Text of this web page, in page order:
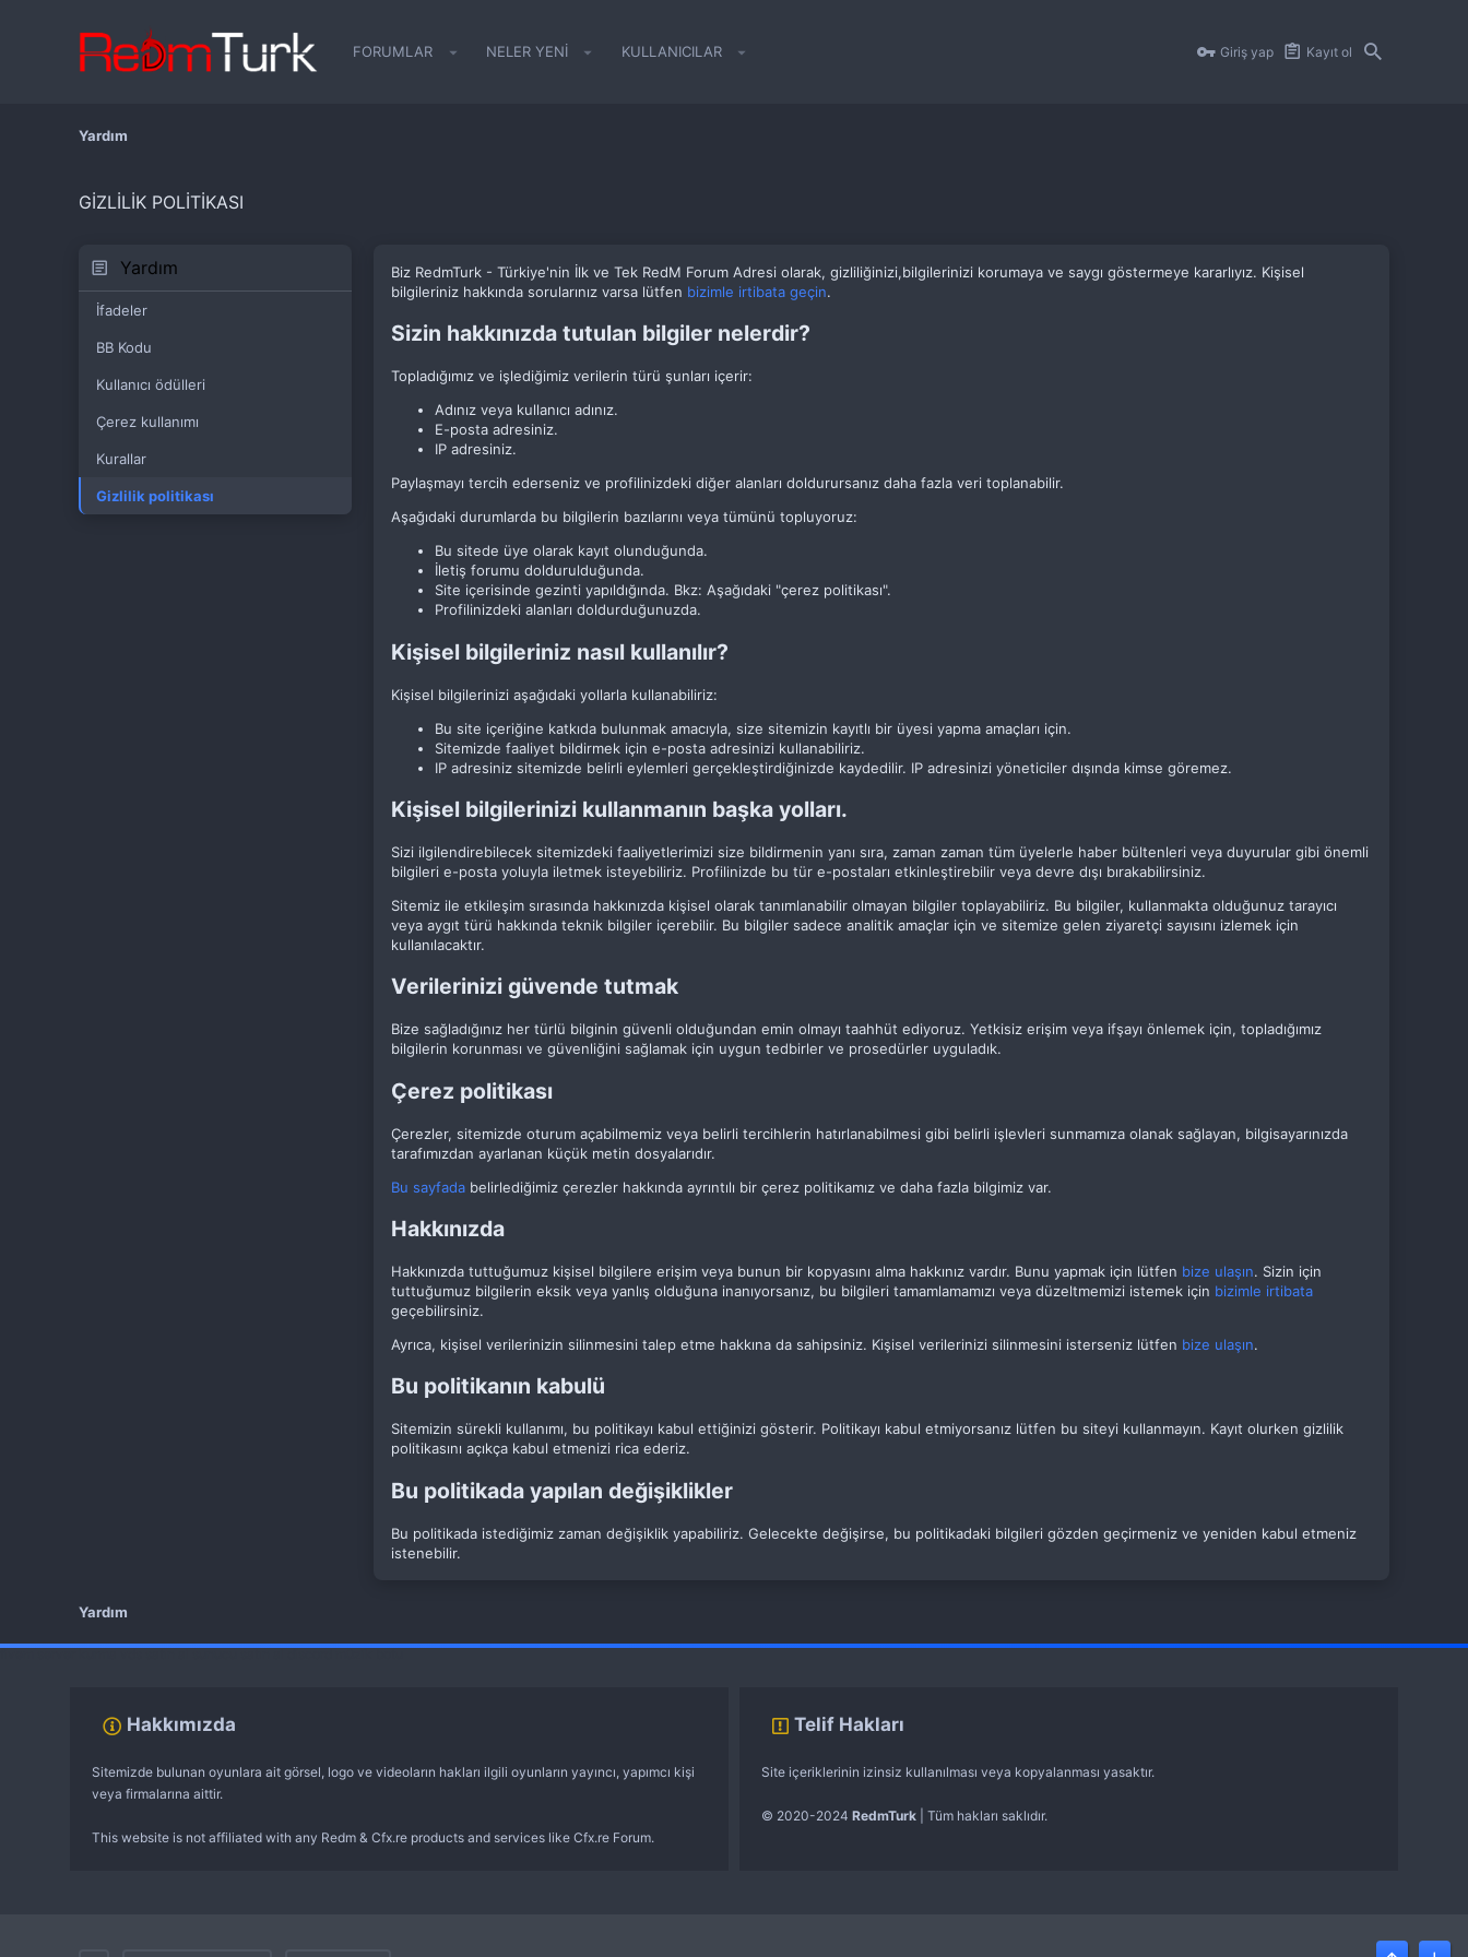
FORUMLAR NELER YENI KULLANICILAR Giriş yap Kayıt ol
Yardım
GIZLILIK POLITIKASI
Yardım
İfadeler
BB Kodu
Kullanıcı ödülleri
Çerez kullanımı
Kurallar
Gizlilik politikası
Biz RedmTurk - Türkiye'nin İlk ve Tek RedM Forum Adresi olarak, gizliliğinizi,bilgilerinizi korumaya ve saygı göstermeye kararlıyız. Kişisel
bilgileriniz hakkında sorularınız varsa lütfen bizimle irtibata geçin.
Sizin hakkınızda tutulan bilgiler nelerdir?
Topladığımız ve işlediğimiz verilerin türü şunları içerir:
Adınız veya kullanıcı adınız.
E-posta adresiniz.
IP adresiniz.
Paylaşmayı tercih ederseniz ve profilinizdeki diğer alanları doldurursanız daha fazla veri toplanabilir.
Aşağıdaki durumlarda bu bilgilerin bazılarını veya tümünü topluyoruz:
Bu sitede üye olarak kayıt olunduğunda.
İletiş forumu doldurulduğunda.
Site içerisinde gezinti yapıldığında. Bkz: Aşağıdaki "çerez politikası".
Profilinizdeki alanları doldurduğunuzda.
Kişisel bilgileriniz nasıl kullanılır?
Kişisel bilgilerinizi aşağıdaki yollarla kullanabiliriz:
Bu site içeriğine katkıda bulunmak amacıyla, size sitemizin kayıtlı bir üyesi yapma amaçları için.
Sitemizde faaliyet bildirmek için e-posta adresinizi kullanabiliriz.
IP adresiniz sitemizde belirli eylemleri gerçekleştirdiğinizde kaydedilir. IP adresinizi yöneticiler dışında kimse göremez.
Kişisel bilgilerinizi kullanmanın başka yolları.
Sizi ilgilendirebilecek sitemizdeki faaliyetlerimizi size bildirmenin yanı sıra, zaman zaman tüm üyelerle haber bültenleri veya duyurular gibi önemli
bilgileri e-posta yoluyla iletmek isteyebiliriz. Profilinizde bu tür e-postaları etkinleştirebilir veya devre dışı bırakabilirsiniz.
Sitemiz ile etkileşim sırasında hakkınızda kişisel olarak tanımlanabilir olmayan bilgiler toplayabiliriz. Bu bilgiler, kullanmakta olduğunuz tarayıcı
veya aygıt türü hakkında teknik bilgiler içerebilir. Bu bilgiler sadece analitik amaçlar için ve sitemize gelen ziyaretçi sayısını izlemek için
kullanılacaktır.
Verilerinizi güvende tutmak
Bize sağladığınız her türlü bilginin güvenli olduğundan emin olmayı taahhüt ediyoruz. Yetkisiz erişim veya ifşayı önlemek için, topladığımız
bilgilerin korunması ve güvenliğini sağlamak için uygun tedbirler ve prosedürler uyguladık.
Çerez politikası
Çerezler, sitemizde oturum açabilmemiz veya belirli tercihlerin hatırlanabilmesi gibi belirli işlevleri sunmamıza olanak sağlayan, bilgisayarınızda
tarafımızdan ayarlanan küçük metin dosyalarıdır.
Bu sayfada belirlediğimiz çerezler hakkında ayrıntılı bir çerez politikamız ve daha fazla bilgimiz var.
Hakkınızda
Hakkınızda tuttuğumuz kişisel bilgilere erişim veya bunun bir kopyasını alma hakkınız vardır. Bunu yapmak için lütfen bize ulaşın. Sizin için
tuttuğumuz bilgilerin eksik veya yanlış olduğuna inanıyorsanız, bu bilgileri tamamlamamızı veya düzeltmemizi istemek için bizimle irtibata
geçebilirsiniz.
Ayrıca, kişisel verilerinizin silinmesini talep etme hakkına da sahipsiniz. Kişisel verilerinizi silinmesini isterseniz lütfen bize ulaşın.
Bu politikanın kabulü
Sitemizin sürekli kullanımı, bu politikayı kabul ettiğinizi gösterir. Politikayı kabul etmiyorsanız lütfen bu siteyi kullanmayın. Kayıt olurken gizlilik
politikasını açıkça kabul etmenizi rica ederiz.
Bu politikada yapılan değişiklikler
Bu politikada istediğimiz zaman değişiklik yapabiliriz. Gelecekte değişirse, bu politikadaki bilgileri gözden geçirmeniz ve yeniden kabul etmeniz
istenebilir.
Yardım
Hakkımızda
Sitemizde bulunan oyunlara ait görsel, logo ve videoların hakları ilgili oyunların yayıncı, yapımcı kişi
veya firmalarına aittir.
This website is not affiliated with any Redm & Cfx.re products and services like Cfx.re Forum.
Telif Hakları
Site içeriklerinin izinsiz kullanılması veya kopyalanması yasaktır.
© 2020-2024 RedmTurk | Tüm hakları saklıdır.